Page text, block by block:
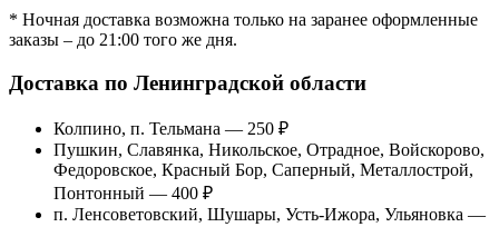
* Ночная доставка возможна только на заранее оформленные
заказы – до 21:00 того же дня.
Доставка по Ленинградской области
Колпино, п. Тельмана — 250 ₽
Пушкин, Славянка, Никольское, Отрадное, Войскорово,
Федоровское, Красный Бор, Саперный, Металлострой,
Понтонный — 400 ₽
п. Ленсоветовский, Шушары, Усть-Ижора, Ульяновка —